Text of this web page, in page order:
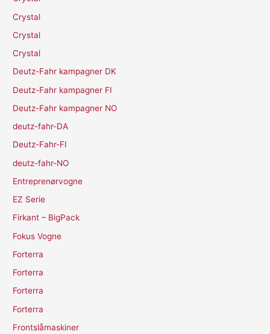
Crystal
Crystal
Crystal
Deutz-Fahr kampagner DK
Deutz-Fahr kampagner FI
Deutz-Fahr kampagner NO
deutz-fahr-DA
Deutz-Fahr-FI
deutz-fahr-NO
Entreprenørvogne
EZ Serie
Firkant – BigPack
Fokus Vogne
Forterra
Forterra
Forterra
Forterra
Frontslåmaskiner